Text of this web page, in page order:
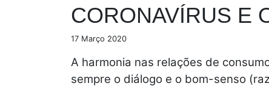
CORONAVÍRUS E
17 Março 2020
A harmonia nas relações de
sempre o diálogo e o bom-senso